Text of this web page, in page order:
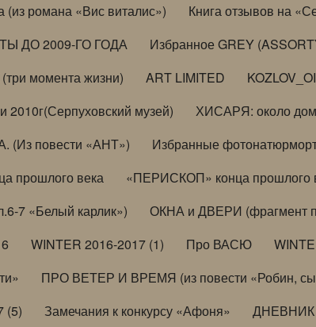
(из романа «Вис виталис»)
Книга отзывов на
ДО 2009-ГО ГОДА
Избранное GREY
момента жизни)
ART LIMITED
2010г(Серпуховский музей)
ХИСАРЯ: около
повести «АНТ»)
Избранные
прошлого века
«ПЕРИСКОП» конца прошлого
7 «Белый карлик»)
ОКНА и ДВЕРИ (фрагмент
WINTER 2016-2017 (1) Про ВАСЮ
ПРО ВЕТЕР И ВРЕМЯ (из повести «Робин,
(5)
Замечания к конкурсу «Афоня»